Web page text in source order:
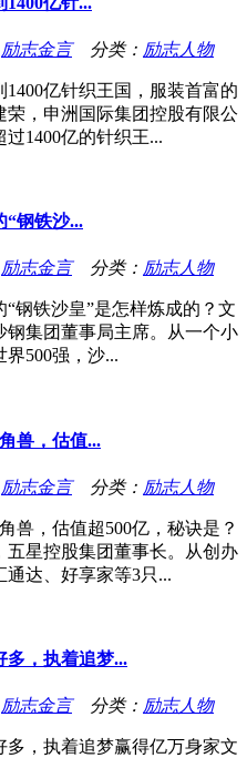
励志金言分类： 励志人物
亿针织王国，服装首富的
，申洲国际集团控股有限公
1400亿的针织王...
“钢铁沙...
励志金言分类： 励志人物
钢铁沙皇”是怎样炼成的？文
钢集团董事局主席。从一个小
500强，沙...
兽，估值...
励志金言分类： 励志人物
兽，估值超500亿，秘诀是？
星控股集团董事长。从创办
达、好享家等3只...
多，执着追梦...
励志金言分类： 励志人物
，执着追梦赢得亿万身家文